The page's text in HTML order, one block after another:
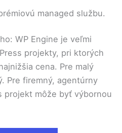
managed službu.
WP Engine je veľmi
projekty, pri ktorých
cena. Pre malý
Pre firemný, agentúrny
projekt môže byť výbornou